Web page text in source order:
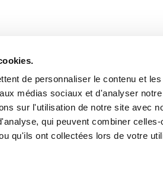
de personnaliser le contenu et
médias sociaux et d'analyser
sur l'utilisation de notre site avec
qui peuvent combiner
qu'ils ont collectées lors de votre